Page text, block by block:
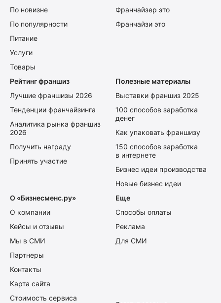
По новизне
По популярности
Питание
Услуги
Товары
Франчайзер это
Франчайзи это
Рейтинг франшиз
Лучшие франшизы 2026
Тенденции франчайзинга
Аналитика рынка франшиз
2026
Получить награду
Принять участие
Полезные материалы
Выставки франшиз 2025
100 способов заработка
денег
Как упаковать франшизу
150 способов заработка
в интернете
Бизнес идеи производства
Новые бизнес идеи
О «Бизнесменс.ру»
О компании
Кейсы и отзывы
Мы в СМИ
Партнеры
Контакты
Карта сайта
Стоимость сервиса
Еще
Способы оплаты
Реклама
Для СМИ